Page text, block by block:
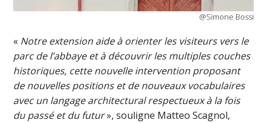
@Simone Bossi
« Notre extension aide à orienter les visiteurs vers le
parc de l’abbaye et à découvrir les multiples couches
historiques, cette nouvelle intervention proposant
de nouvelles positions et de nouveaux vocabulaires
avec un langage architectural respectueux à la fois
du passé et du futur», souligne Matteo Scagnol,